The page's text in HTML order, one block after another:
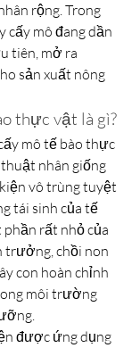
rộng. Trong
cấy mô đang dần
tiên, mở ra
sản xuất nông
thực vật là gì?
mô tế bào thực
nhân giống
vô trùng tuyệt
tái sinh của tế
rất nhỏ của
trưởng, chồi non
con hoàn chỉnh
môi trường
được ứng dụng